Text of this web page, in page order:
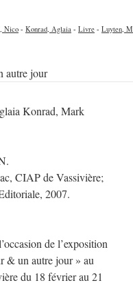
Nico - Konrad, Aglaia - Livre - Luyten,
autre jour
Konrad, Mark
CIAP de Vassivière;
2007.
de l’exposition
& un autre jour » au
du 18 février au 21